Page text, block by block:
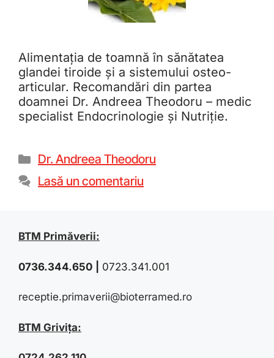
Alimentația de toamnă în sănătatea
glandei tiroide și a sistemului osteo-
articular. Recomandări din partea
doamnei Dr. Andreea Theodoru – medic
specialist Endocrinologie și Nutriție.
Dr. Andreea Theodoru
Lasă un comentariu
BTM Primăverii:
0736.344.650 0723.341.001
receptie.primaverii@bioterramed.ro
BTM Grivița: